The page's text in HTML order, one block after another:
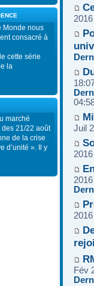
Monde nous
consacré à
cette série
la
marché
21/22 août
de la crise
d’unité ». Il y
Juil
Fév